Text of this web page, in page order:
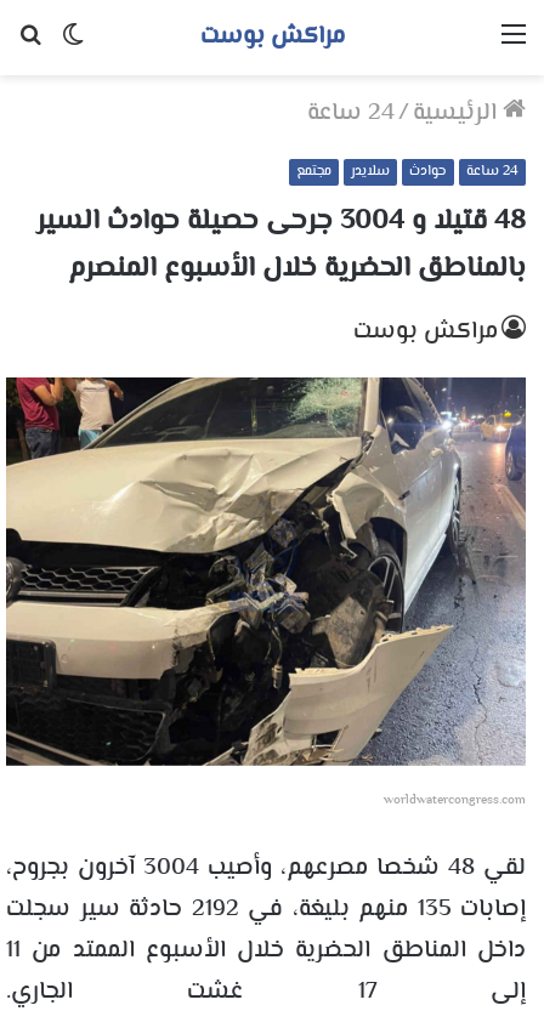
الوضع
مراكش بوست القائمة
الرئيسية/24 ساعة
24 ساعة حوادث سلايدر مجتمع
48 قتيلا و 3004 جرحى حصيلة حوادث السير
بالمناطق الحضرية ‏خلال الأسبوع المنصرم
مراكش بوست
worldwatercongress.com
لقي 48 شخصا مصرعهم، وأصيب 3004 آخرون بجروح،
إصابات 135 منهم بليغة، في 2192 حادثة سير سجلت
داخل المناطق ‏الحضرية خلال الأسبوع الممتد من 11
إلى 17 غشت الجاري.